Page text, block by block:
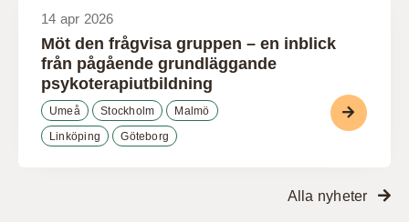
14 apr 2026
Möt den frågvisa gruppen – en inblick
från pågående grundläggande
psykoterapiutbildning
Umeå Stockholm
Malmö
Linköping
Göteborg
Alla nyheter